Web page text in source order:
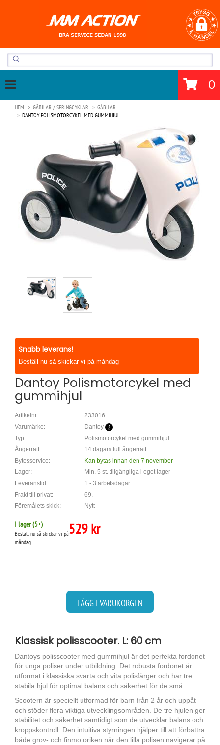
0
HEM GÅBILAR / SPRINGCYKLAR
GÅBILAR
DANTOY POLISMOTORCYKEL MED GUMMIHJUL
Snabb leverans!
Beställ nu så skickar vi på måndag
Dantoy Polismotorcykel med
gummihjul
Artikelnr:
233016
Varumärke:
Dantoy
Typ:
Polismotorcykel med gummihjul
Ångerrätt:
14 dagars full ångerrätt
Bytesservice:
Kan bytas innan den 7 november
Lager:
Min. 5 st. tillgängliga i eget lager
Leveranstid:
1 - 3 arbetsdagar
Frakt till privat:
69,-
Föremålets skick:
Nytt
I lager (5+)
Beställ nu så skickar vi på
måndag
529 kr
LÄGG I VARUKORGEN
Klassisk polisscooter. L: 60 cm
Dantoys polisscooter med gummihjul är det perfekta fordonet
för unga poliser under utbildning. Det robusta fordonet är
utformat i klassiska svarta och vita polisfärger och har tre
stabila hjul för optimal balans och säkerhet för de små.
Scootern är speciellt utformad för barn från 2 år och uppåt
och stöder flera viktiga utvecklingsområden. De tre hjulen ger
stabilitet och säkerhet samtidigt som de utvecklar balans och
kroppskontroll. Den intuitiva styrningen hjälper till att förbättra
både grov- och finmotoriken när den lilla polisen navigerar på